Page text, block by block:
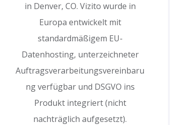
in Denver, CO. Vizito wurde in
Europa entwickelt mit
standardmäßigem EU-
Datenhosting, unterzeichneter
Auftragsverarbeitungsvereinbaru
ng verfügbar und DSGVO ins
Produkt integriert (nicht
nachträglich aufgesetzt).